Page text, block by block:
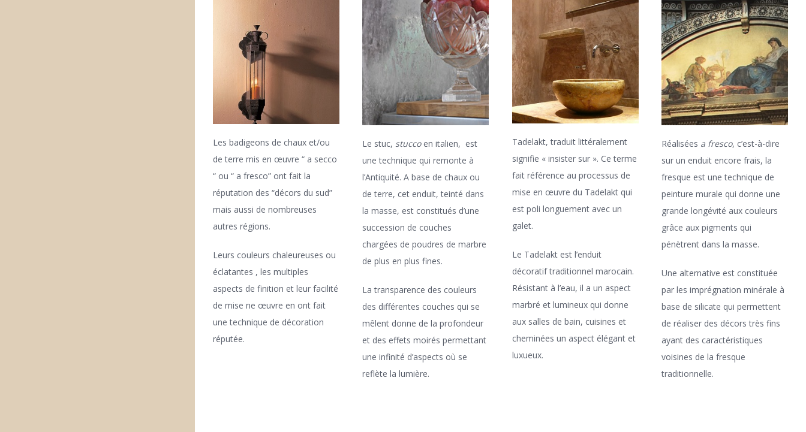
Les badigeons de chaux et/ou
de terre mis en œuvre “ a secco
“ ou “ a fresco” ont fait la
réputation des “décors du sud”
mais aussi de nombreuses
autres régions.
Leurs couleurs chaleureuses ou
éclatantes , les multiples
aspects de finition et leur facilité
de mise ne œuvre en ont fait
une technique de décoration
réputée.
Le stuc, stuccoen italien, est
une technique qui remonte à
l’Antiquité. A base de chaux ou
de terre, cet enduit, teinté dans
la masse, est constitués d’une
succession de couches
chargées de poudres de marbre
de plus en plus fines.
La transparence des couleurs
des différentes couches qui se
mêlent donne de la profondeur
et des effets moirés permettant
une infinité d’aspects où se
reflète la lumière.
Tadelakt, traduit littéralement
signifie « insister sur ». Ce terme
fait référence au processus de
mise en œuvre du Tadelakt qui
est poli longuement avec un
galet.
Le Tadelakt est l’enduit
décoratif traditionnel marocain.
Résistant à l’eau, il a un aspect
marbré et lumineux qui donne
aux salles de bain, cuisines et
cheminées un aspect élégant et
luxueux.
Réalisées a fresco, c’est-à-dire
sur un enduit encore frais, la
fresque est une technique de
peinture murale qui donne une
grande longévité aux couleurs
grâce aux pigments qui
pénètrent dans la masse.
Une alternative est constituée
par les imprégnation minérale à
base de silicate qui permettent
de réaliser des décors très fins
ayant des caractéristiques
voisines de la fresque
traditionnelle.